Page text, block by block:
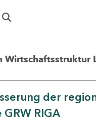
Wirtschaftsstruktur
der
RIGA